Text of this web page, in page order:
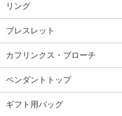
リング
ブレスレット
カフリンクス・ブローチ
ペンダントトップ
ギフト用バッグ